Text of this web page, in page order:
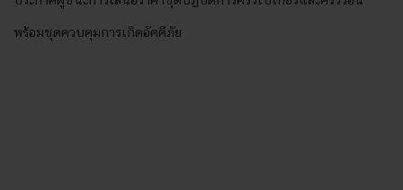
พร้อมชุดควบคุมการเกิดอัคคีภัย